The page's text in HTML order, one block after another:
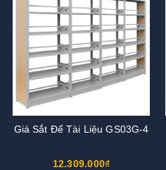
Giá Sắt Để Tài Liệu GS03G-4
12.309.000₫